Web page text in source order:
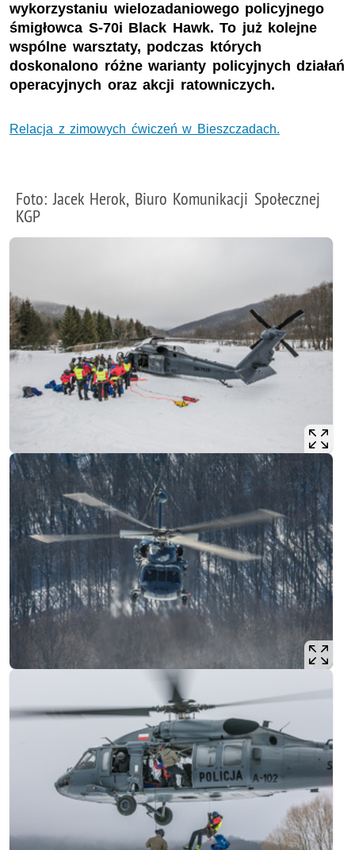
wykorzystaniu wielozadaniowego policyjnego
śmigłowca S-70i Black Hawk. To już kolejne
wspólne warsztaty, podczas których
doskonalono różne warianty policyjnych działań
operacyjnych oraz akcji ratowniczych.
Relacja z zimowych ćwiczeń w Bieszczadach.
Foto: Jacek Herok, Biuro Komunikacji Społecznej
KGP